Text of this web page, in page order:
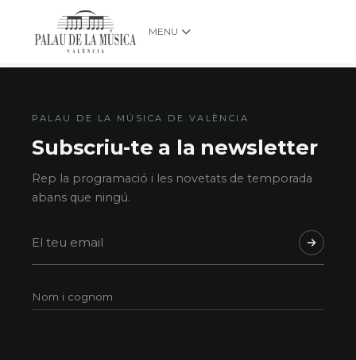
MENU
PALAU DE LA MÚSICA DE VALÈNCIA
Subscriu-te a la newsletter
Rep la programació i les novetats de temporada
abans que ningú.